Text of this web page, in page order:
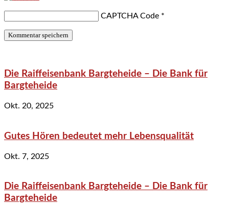
CAPTCHA Code *
Die Raiffeisenbank Bargteheide – Die Bank für
Bargteheide
Okt. 20, 2025
Gutes Hören bedeutet mehr Lebensqualität
Okt. 7, 2025
Die Raiffeisenbank Bargteheide – Die Bank für
Bargteheide